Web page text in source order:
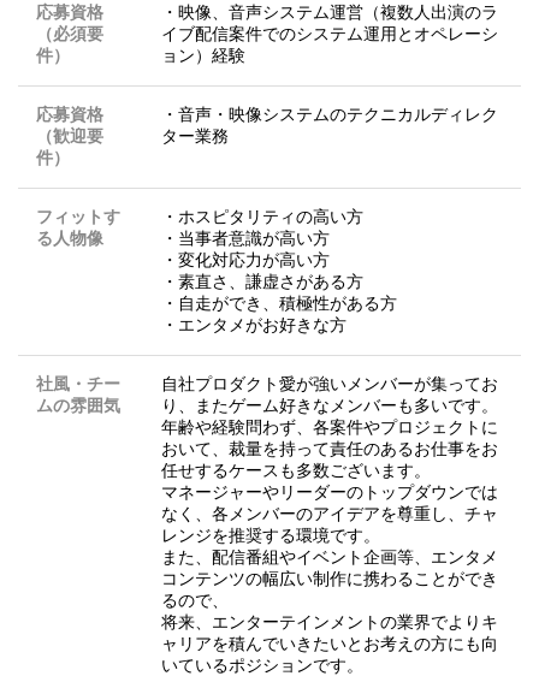
応募資格
（必須要
件）
・映像、音声システム運営（複数人出演のラ
イブ配信案件でのシステム運用とオペレーシ
ョン）経験
応募資格
（歓迎要
件）
・音声・映像システムのテクニカルディレク
ター業務
フィットす
る人物像
・ホスピタリティの高い方
・当事者意識が高い方
・変化対応力が高い方
・素直さ、謙虚さがある方
・自走ができ、積極性がある方
・エンタメがお好きな方
社風・チー
ムの雰囲気
自社プロダクト愛が強いメンバーが集ってお
り、またゲーム好きなメンバーも多いです。
年齢や経験問わず、各案件やプロジェクトに
おいて、裁量を持って責任のあるお仕事をお
任せするケースも多数ございます。
マネージャーやリーダーのトップダウンでは
なく、各メンバーのアイデアを尊重し、チャ
レンジを推奨する環境です。
また、配信番組やイベント企画等、エンタメ
コンテンツの幅広い制作に携わることができ
るので、
将来、エンターテインメントの業界でよりキ
ャリアを積んでいきたいとお考えの方にも向
いているポジションです。